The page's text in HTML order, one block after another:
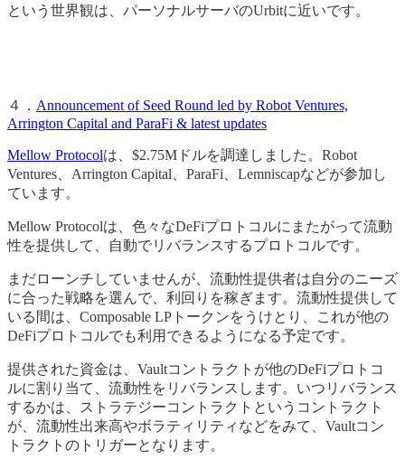
という世界観は、パーソナルサーバのUrbitに近いです。
４． Announcement of Seed Round led by Robot Ventures,
Arrington Capital and ParaFi & latest updates
Mellow Protocolは、$2.75Mドルを調達しました。Robot
Ventures、Arrington Capital、ParaFi、Lemniscapなどが参加し
ています。
Mellow Protocolは、色々なDeFiプロトコルにまたがって流動
性を提供して、自動でリバランスするプロトコルです。
まだローンチしていませんが、流動性提供者は自分のニーズ
に合った戦略を選んで、利回りを稼ぎます。流動性提供して
いる間は、Composable LPトークンをうけとり、これが他の
DeFiプロトコルでも利用できるようになる予定です。
提供された資金は、Vaultコントラクトが他のDeFiプロトコ
ルに割り当て、流動性をリバランスします。いつリバランス
するかは、ストラテジーコントラクトというコントラクト
が、流動性出来高やボラティリティなどをみて、Vaultコン
トラクトのトリガーとなります。